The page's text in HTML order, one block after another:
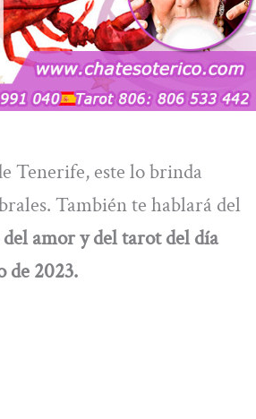
Tenerife, este lo brinda
También te hablará del
amor y del tarot del día
de 2023.